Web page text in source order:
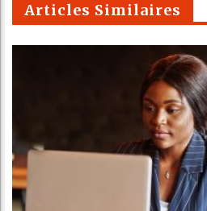
Articles Similaires